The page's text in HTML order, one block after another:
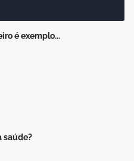
é exemplo...
saúde?